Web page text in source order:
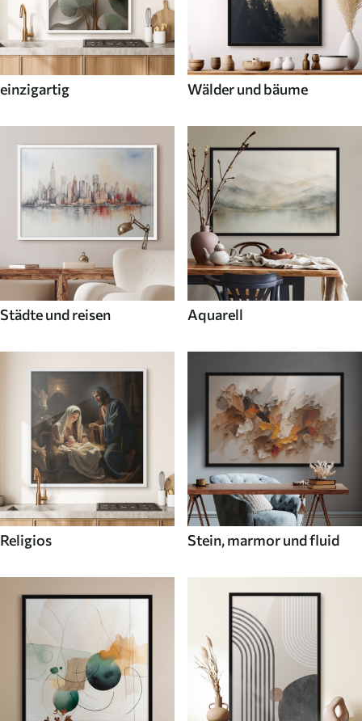
einzigartig Wälder und bäume
Städte und reisen Aquarell
Religios Stein, marmor und fluid